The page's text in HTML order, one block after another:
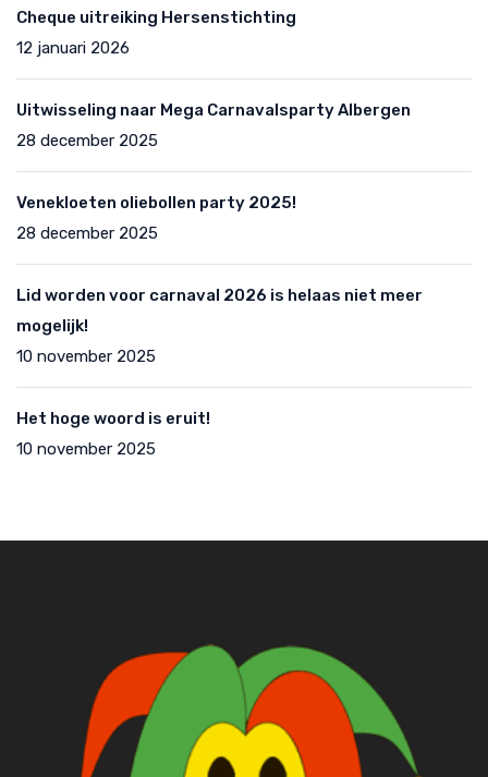
Cheque uitreiking Hersenstichting
12 januari 2026
Uitwisseling naar Mega Carnavalsparty Albergen
28 december 2025
Venekloeten oliebollen party 2025!
28 december 2025
Lid worden voor carnaval 2026 is helaas niet meer
mogelijk!
10 november 2025
Het hoge woord is eruit!
10 november 2025